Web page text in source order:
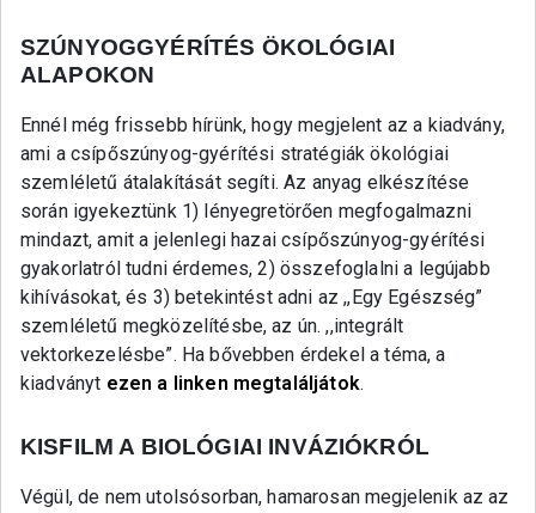
SZÚNYOGGYÉRÍTÉS ÖKOLÓGIAI
ALAPOKON
Ennél még frissebb hírünk, hogy megjelent az a kiadvány,
ami a csípőszúnyog-gyérítési stratégiák ökológiai
szemléletű átalakítását segíti. Az anyag elkészítése
során igyekeztünk 1) lényegretörően megfogalmazni
mindazt, amit a jelenlegi hazai csípőszúnyog-gyérítési
gyakorlatról tudni érdemes, 2) összefoglalni a legújabb
kihívásokat, és 3) betekintést adni az ,,Egy Egészség”
szemléletű megközelítésbe, az ún. ,,integrált
vektorkezelésbe”. Ha bővebben érdekel a téma, a
kiadványt ezen a linken megtaláljátok.
KISFILM A BIOLÓGIAI INVÁZIÓKRÓL
Végül, de nem utolsósorban, hamarosan megjelenik az az